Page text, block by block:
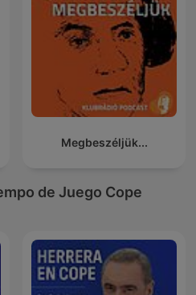
Megbeszéljük...
de Juego Cope